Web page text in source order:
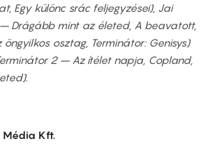
Egy különc srác feljegyzései), Jai
– Drágább mint az életed, A beavatott,
osztag, Terminátor: Genisys)
2 – Az ítélet napja, Copland,
Média Kft.